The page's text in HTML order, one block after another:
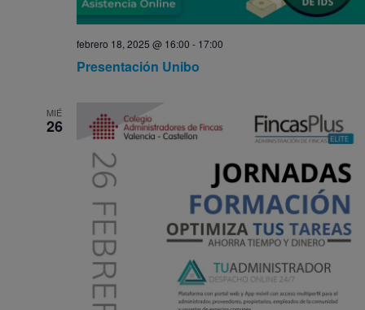
febrero 18, 2025 @ 16:00 - 17:00
Presentación Unibo
MIÉ
26